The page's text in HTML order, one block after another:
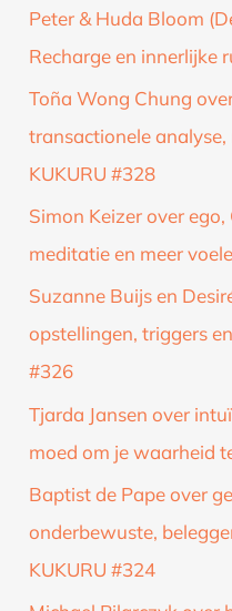
Peter & Huda Bloom
Recharge en innerlijke
Toña Wong Chung
transactionele
KUKURU #328
Simon Keizer over
meditatie en meer
Suzanne Buijs en
opstellingen, triggers
#326
Tjarda Jansen over
moed om je waarheid
Baptist de Pape over
onderbewuste,
KUKURU #324